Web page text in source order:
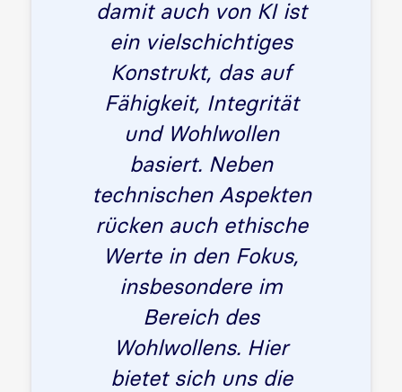
damit auch von KI ist
ein vielschichtiges
Konstrukt, das auf
Fähigkeit, Integrität
und Wohlwollen
basiert. Neben
technischen Aspekten
rücken auch ethische
Werte in den Fokus,
insbesondere im
Bereich des
Wohlwollens. Hier
bietet sich uns die